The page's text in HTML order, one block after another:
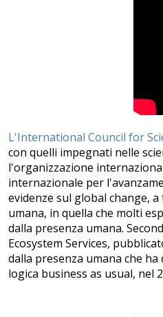
L'International Council for
con quelli impegnati nelle
l'organizzazione
internazionale per
evidenze sul global change,
umana, in quella che molti
dalla presenza umana.
Ecosystem Services,
dalla presenza umana che
logica business as usual, nel